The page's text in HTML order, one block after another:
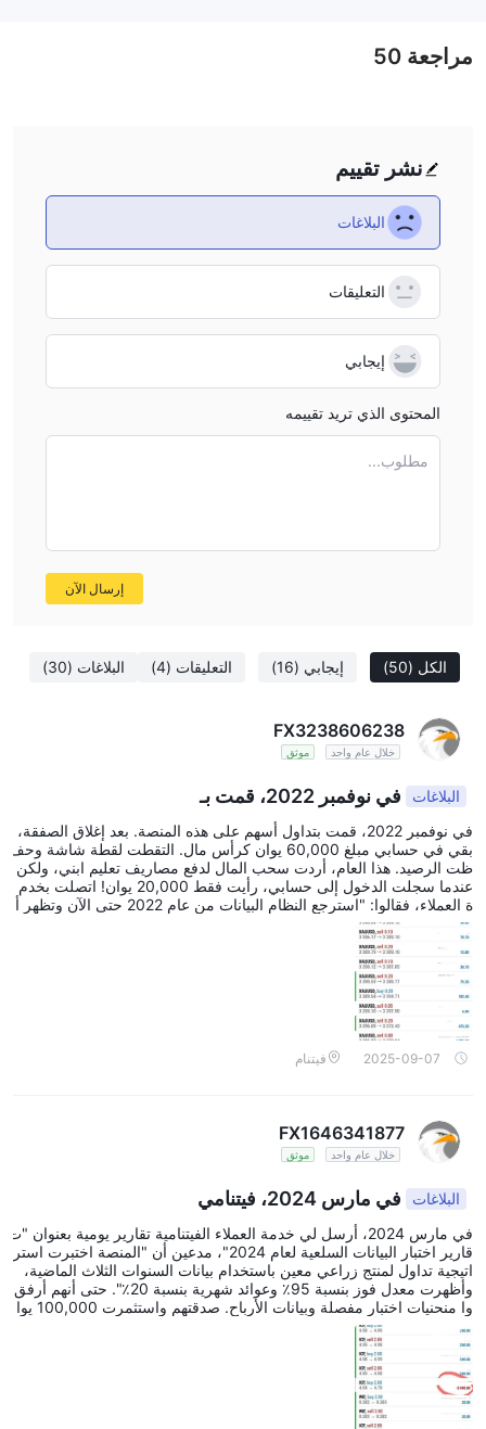
الكل (50) إيجابي (16) التعليقات (4) البلاغات (30)
FX3238606238
خلال عام واحد موثق
البلاغات في نوفمبر 2022، قمت بـ
في نوفمبر 2022، قمت بتداول أسهم على هذه المنصة. بعد إغلاق الصفقة،
بقي في حسابي مبلغ 60,000 يوان كرأس مال. التقطت لقطة شاشة وحف
ظت الرصيد. هذا العام، أردت سحب المال لدفع مصاريف تعليم ابني، ولكن
عندما سجلت الدخول إلى حسابي، رأيت فقط 20,000 يوان! اتصلت بخدم
ة العملاء، فقالوا: "استرجع النظام البيانات من عام 2022 حتى الآن وتظهر أ
دي عام 2022 وكشوفات حسابي البنكية، لكن موظف خدمة العملاء أصر قا
ئلاً: "لقد قمت بتعديل لقطة الشاشة باستخدام الفوتوشوب، وبيانات المنصة
صحيحة." بل هددوني قائلين: "إذا استمررت في تقديم الشكوى، سأجمد الـ
20,000 يوان المتبقية تحت بند 'الاستجواب الخبيث للبيانات'."
2025-09-07 فيتنام
FX1646341877
خلال عام واحد موثق
البلاغات في مارس 2024، فيتنامي
في مارس 2024، أرسل لي خدمة العملاء الفيتنامية تقارير يومية بعنوان "ت
قارير اختبار البيانات السلعية لعام 2024"، مدعين أن "المنصة اختبرت استر
اتيجية تداول لمنتج زراعي معين باستخدام بيانات السنوات الثلاث الماضية،
وأظهرت معدل فوز بنسبة 95٪ وعوائد شهرية بنسبة 20٪". حتى أنهم أرفق
وا منحنيات اختبار مفصلة وبيانات الأرباح. صدقتهم واستثمرت 100,000 يوا
ن، والتي كنت قد ادخرتها لتوسيع عملي. ومع ذلك، بعد أسبوعين فقط من ال
تداول، تعرضت لخسائر في خمس صفقات متتالية بسبب "إشارات بيانات خ
ت خدمة العملاء، فقالوا: "بيانات الاختبار تعكس الماضي فقط. تقلبات السو
ق في 2024 تجاوزت التوقعات، والخسائر هي مخاطرة طبيعية". كان واض
حًا أنهم كانوا يستخدمون تقارير اختبار مزيفة لخداعي لإيداع الأموال!
نشر تقييم
البلاغات
التعليقات
إيجابي
المحتوى الذي تريد تقييمه
مطلوب...
إرسال الآن
مراجعة